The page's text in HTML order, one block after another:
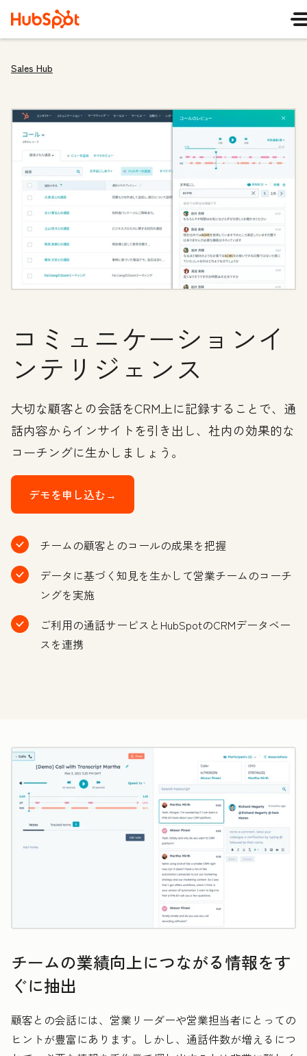
Sales Hub
コミュニケーションイ
ンテリジェンス
大切な顧客との会話をCRM上に記録することで、通
話内容からインサイトを引き出し、社内の効果的な
コーチングに生かしましょう。
デモを申し込む→
チームの顧客とのコールの成果を把握
データに基づく知見を生かして営業チームのコーチ
ングを実施
ご利用の通話サービスとHubSpotのCRMデータベー
スを連携
チームの業績向上につながる情報をす
ぐに抽出
顧客との会話には、営業リーダーや営業担当者にとっての
ヒントが豊富にあります。しかし、通話件数が増えるにつ